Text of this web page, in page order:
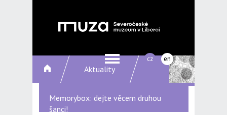
cz en
Aktuality
Memorybox: dejte věcem druhou
šanci!